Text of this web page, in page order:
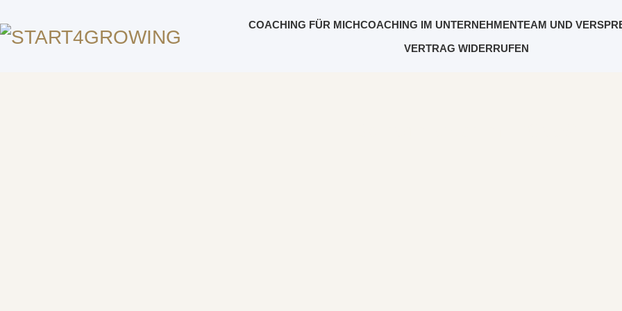
COACHING FÜR MICHCOACHING IM UNTERNEHMENTEAM UND
VERTRAG WIDERRUFEN